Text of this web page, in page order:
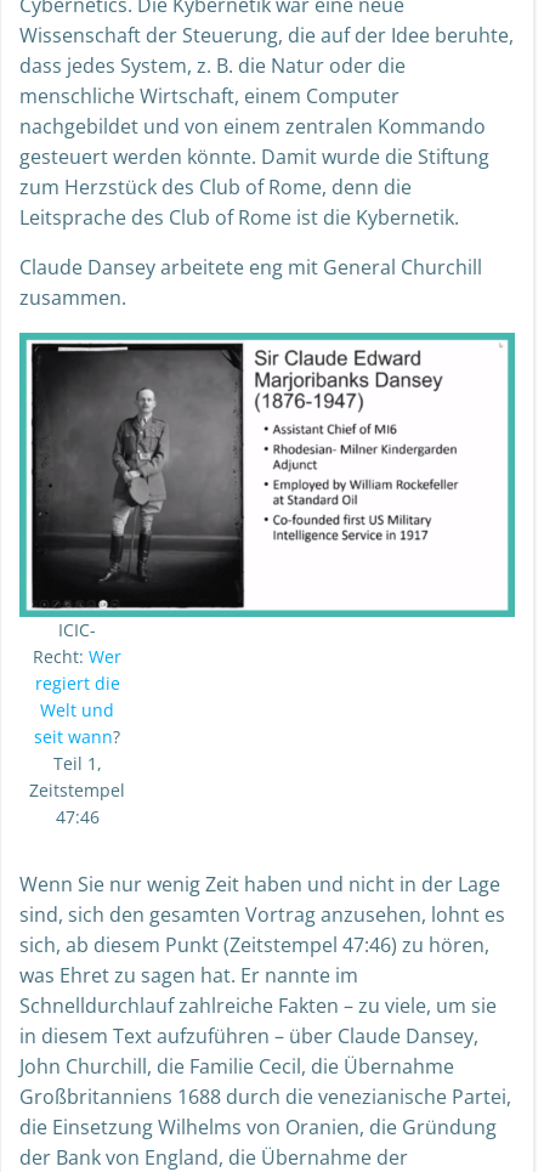
Wissenschaft der Steuerung, die auf der Idee beruhte,
dass jedes System, z. B. die Natur oder die
menschliche Wirtschaft, einem Computer
nachgebildet und von einem zentralen Kommando
gesteuert werden könnte. Damit wurde die Stiftung
zum Herzstück des Club of Rome, denn die
Leitsprache des Club of Rome ist die Kybernetik.
Claude Dansey arbeitete eng mit General Churchill
zusammen.
ICIC-
Recht: Wer
regiert die
Welt und
seit wann?
Teil 1,
Zeitstempel
47:46
Wenn Sie nur wenig Zeit haben und nicht in der Lage
sind, sich den gesamten Vortrag anzusehen, lohnt es
sich, ab diesem Punkt (Zeitstempel 47:46) zu hören,
was Ehret zu sagen hat. Er nannte im
Schnelldurchlauf zahlreiche Fakten – zu viele, um sie
in diesem Text aufzuführen – über Claude Dansey,
John Churchill, die Familie Cecil, die Übernahme
Großbritanniens 1688 durch die venezianische Partei,
die Einsetzung Wilhelms von Oranien, die Gründung
der Bank von England, die Übernahme der